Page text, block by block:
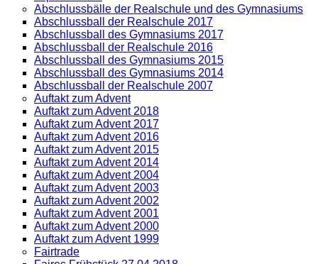
Abschlussbälle der Realschule und des Gymnasiums
Abschlussball der Realschule 2017
Abschlussball des Gymnasiums 2017
Abschlussball der Realschule 2016
Abschlussball des Gymnasiums 2015
Abschlussball des Gymnasiums 2014
Abschlussball der Realschule 2007
Auftakt zum Advent
Auftakt zum Advent 2018
Auftakt zum Advent 2017
Auftakt zum Advent 2016
Auftakt zum Advent 2015
Auftakt zum Advent 2014
Auftakt zum Advent 2004
Auftakt zum Advent 2003
Auftakt zum Advent 2002
Auftakt zum Advent 2001
Auftakt zum Advent 2000
Auftakt zum Advent 1999
Fairtrade